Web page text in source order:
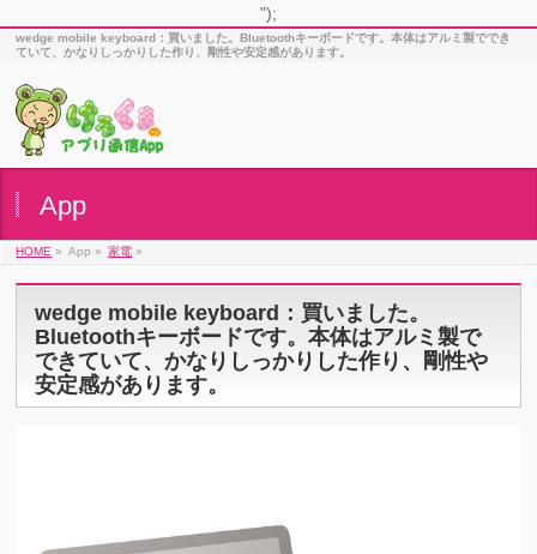
");
wedge mobile keyboard：買いました。Bluetoothキーボードです。本体はアルミ製ででき
ていて、かなりしっかりした作り、剛性や安定感があります。
App
HOME » App » 家電 »
wedge mobile keyboard：買いました。
Bluetoothキーボードです。本体はアルミ製で
できていて、かなりしっかりした作り、剛性や
安定感があります。